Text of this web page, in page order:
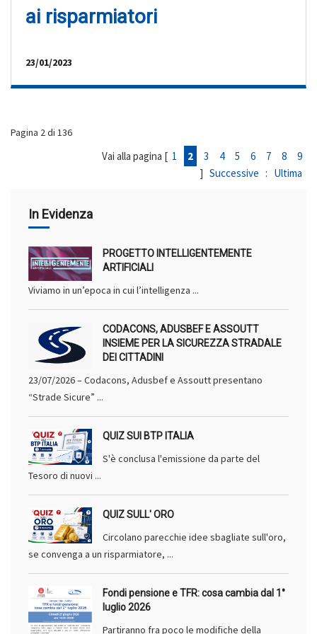
ai risparmiatori
23/01/2023
Pagina 2 di 136
Vai alla pagina [ 1 2 3 4 5 6 7 8
9
] Successive : Ultima
In Evidenza
PROGETTO INTELLIGENTEMENTE
ARTIFICIALI
Viviamo in un’epoca in cui l’intelligenza ...
CODACONS, ADUSBEF E ASSOUTT
INSIEME PER LA SICUREZZA STRADALE
DEI CITTADINI
23/07/2026 – Codacons, Adusbef e Assoutt presentano
“Strade Sicure” ...
QUIZ SUI BTP ITALIA
S'è conclusa l'emissione da parte del
Tesoro di nuovi ...
QUIZ SULL' ORO
Circolano parecchie idee sbagliate sull'oro,
se convenga a un risparmiatore, ...
Fondi pensione e TFR: cosa cambia dal 1°
luglio 2026
Partiranno fra poco le modifiche della